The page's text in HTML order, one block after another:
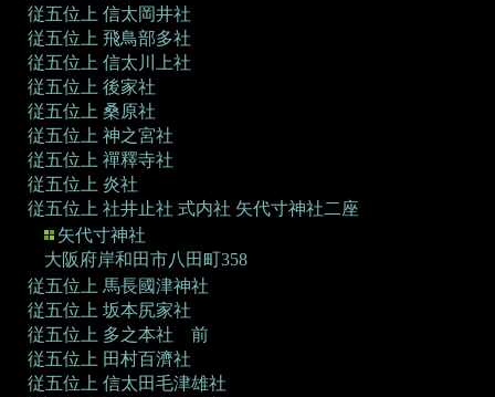
従五位上 信太岡井社
従五位上 飛鳥部多社
従五位上 信太川上社
従五位上 後家社
従五位上 桑原社
従五位上 神之宮社
従五位上 禪釋寺社
従五位上 炎社
従五位上 社井止社 式内社 矢代寸神社二座
矢代寸神社
大阪府岸和田市八田町358
従五位上 馬長國津神社
従五位上 坂本尻家社
従五位上 多之本社 前
従五位上 田村百濟社
従五位上 信太田毛津雄社